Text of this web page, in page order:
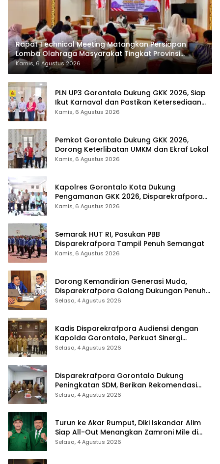
Rapat Technical Meeting Matangkan Persiapan
Lomba Olahraga Masyarakat Tingkat Provinsi
Gorontalo
Kamis, 6 Agustus 2026
PLN UP3 Gorontalo Dukung GKK 2026, Siap
Ikut Karnaval dan Pastikan Ketersediaan
Listrik
Kamis, 6 Agustus 2026
Pemkot Gorontalo Dukung GKK 2026,
Dorong Keterlibatan UMKM dan Ekraf Lokal
Kamis, 6 Agustus 2026
Kapolres Gorontalo Kota Dukung
Pengamanan GKK 2026, Disparekrafpora
Perkuat Sinergi Lintas Sektor
Kamis, 6 Agustus 2026
Semarak HUT RI, Pasukan PBB
Disparekrafpora Tampil Penuh Semangat
Kamis, 6 Agustus 2026
Dorong Kemandirian Generasi Muda,
Disparekrafpora Galang Dukungan Penuh
Para Aleg Deprov
Selasa, 4 Agustus 2026
Kadis Disparekrafpora Audiensi dengan
Kapolda Gorontalo, Perkuat Sinergi
Sukseskan Gorontalo Karnaval Karawo
Selasa, 4 Agustus 2026
Disparekrafpora Gorontalo Dukung
Peningkatan SDM, Berikan Rekomendasi
Studi S3 bagi Pegawai
Selasa, 4 Agustus 2026
Turun ke Akar Rumput, Diki Iskandar Alim
Siap All-Out Menangkan Zamroni Mile di
Pilkada Bone Bolango
Selasa, 4 Agustus 2026